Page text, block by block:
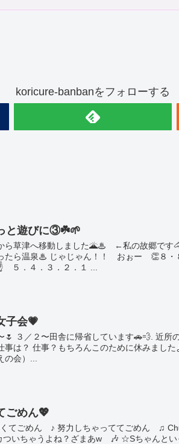
koricure-banbanをフォローする
と遊びに③☘️🌱
ら草津へ移動しました🌋♨ ←私の故郷です
たら温泉♨ じゃじゃん！！ おぉー 👏８・
５．４．３．２．１ ...
子会💗
🌷 ３／２〜田舎に帰省しています🚗💨. 近
事は？ 仕事？もちろんこのために休みまし
会）...
ごめん💖
くてごめん ♪ 努力しちゃっててごめん ♫
いちゃうよね？ざまあw 🎶 ☆Sちゃんとい